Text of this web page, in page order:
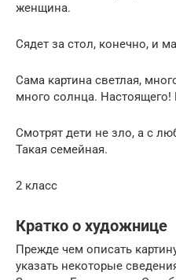
женщина.
Сядет за стол, конечно, и
Сама картина светлая,
много солнца. Настоящего!
Смотрят дети не зло, а с
Такая семейная.
2 класс
Кратко о художнице
Прежде чем описать
указать некоторые